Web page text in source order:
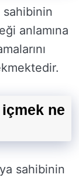
sahibinin
anlamına
ne
sahibinin